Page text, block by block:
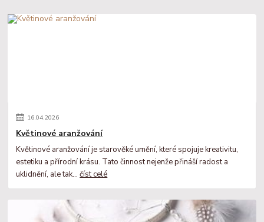
16.04.2026
Květinové aranžování
Květinové aranžování je starověké umění, které spojuje kreativitu,
estetiku a přírodní krásu. Tato činnost nejenže přináší radost a
uklidnění, ale tak...číst celé